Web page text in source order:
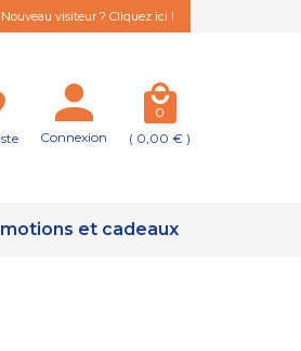
Nouveau visiteur ? Cliquez ici !
Connexion
0
( 0,00 € )
et cadeaux